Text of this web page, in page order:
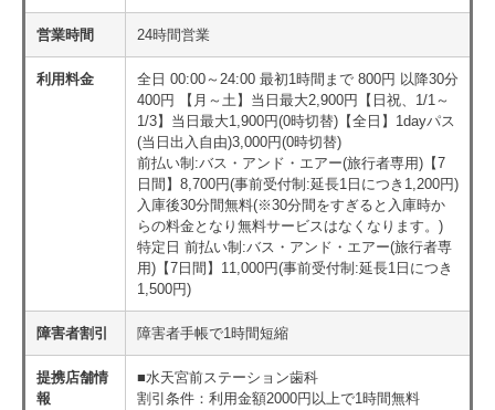
営業時間 24時間営業
利用料金
全日 00:00～24:00 最初1時間まで 800円 以降30分
400円 【月～土】当日最大2,900円【日祝、1/1～
1/3】当日最大1,900円(0時切替)【全日】1dayパス
(当日出入自由)3,000円(0時切替)
前払い制:バス・アンド・エアー(旅行者専用)【7
日間】8,700円(事前受付制:延長1日につき1,200円)
入庫後30分間無料(※30分間をすぎると入庫時か
らの料金となり無料サービスはなくなります。)
特定日 前払い制:バス・アンド・エアー(旅行者専
用)【7日間】11,000円(事前受付制:延長1日につき
1,500円)
障害者割引 障害者手帳で1時間短縮
提携店舗情
報
■水天宮前ステーション歯科
割引条件：利用金額2000円以上で1時間無料